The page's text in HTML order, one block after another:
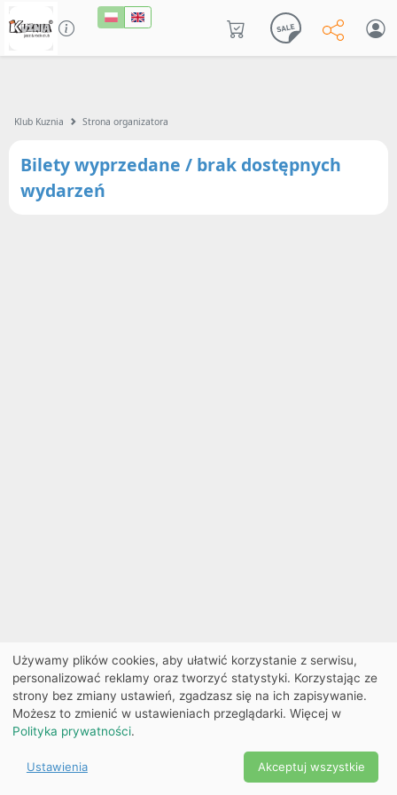
Klub Kuznia Strona organizatora
Bilety wyprzedane / brak dostępnych
wydarzeń
Ekobilet2026 |
Ustawienia
cookies
2026
Używamy plików cookies, aby ułatwić korzystanie z serwisu,
personalizować reklamy oraz tworzyć statystyki. Korzystając ze
strony bez zmiany ustawień, zgadzasz się na ich zapisywanie.
Możesz to zmienić w ustawieniach przeglądarki. Więcej w
Polityka prywatności.
Ustawienia Akceptuj wszystkie